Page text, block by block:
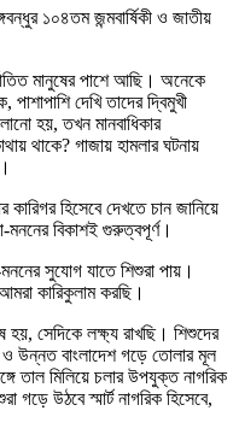
১০৪তম জন্মবার্ষিকী ও জাতীয়
মানুষের পাশে আছি। অনেকে
পাশাপাশি দেখি তাদের দ্বিমুখী
হয়, তখন মানবাধিকার
থাকে? গাজায় হামলার ঘটনায়
হিসেবে দেখতে চান জানিয়ে
মননের বিকাশই গুরুত্বপূর্ণ।
সুযোগ যাতে শিশুরা পায়।
কারিকুলাম করছি।
হয়, সেদিকে লক্ষ্য রাখছি। শিশুদের
ও উন্নত বাংলাদেশ গড়ে তোলার মূল
তাল মিলিয়ে চলার উপযুক্ত নাগরিক
উঠবে স্মার্ট নাগরিক হিসেবে,